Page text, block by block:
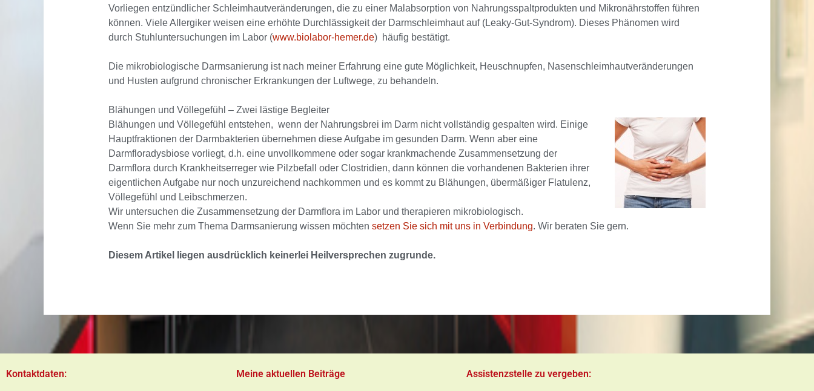
Vorliegen entzündlicher Schleimhautveränderungen, die zu einer Malabsorption von Nahrungsspaltprodukten und Mikronährstoffen führen
können. Viele Allergiker weisen eine erhöhte Durchlässigkeit der Darmschleimhaut auf (Leaky-Gut-Syndrom). Dieses Phänomen wird
durch Stuhluntersuchungen im Labor (www.biolabor-hemer.de) häufig bestätigt.
Die mikrobiologische Darmsanierung ist nach meiner Erfahrung eine gute Möglichkeit, Heuschnupfen, Nasenschleimhautveränderungen
und Husten aufgrund chronischer Erkrankungen der Luftwege, zu behandeln.
Blähungen und Völlegefühl – Zwei lästige Begleiter
Blähungen und Völlegefühl entstehen, wenn der Nahrungsbrei im Darm nicht vollständig gespalten wird. Einige
Hauptfraktionen der Darmbakterien übernehmen diese Aufgabe im gesunden Darm. Wenn aber eine
Darmfloradysbiose vorliegt, d.h. eine unvollkommene oder sogar krankmachende Zusammensetzung der
Darmflora durch Krankheitserreger wie Pilzbefall oder Clostridien, dann können die vorhandenen Bakterien ihrer
eigentlichen Aufgabe nur noch unzureichend nachkommen und es kommt zu Blähungen, übermäßiger Flatulenz,
Völlegefühl und Leibschmerzen.
Wir untersuchen die Zusammensetzung der Darmflora im Labor und therapieren mikrobiologisch.
Wenn Sie mehr zum Thema Darmsanierung wissen möchten setzen Sie sich mit uns in Verbindung. Wir beraten Sie gern.
Diesem Artikel liegen ausdrücklich keinerlei Heilversprechen zugrunde.
Kontaktdaten: Meine aktuellen Beiträge Assistenzstelle zu vergeben: